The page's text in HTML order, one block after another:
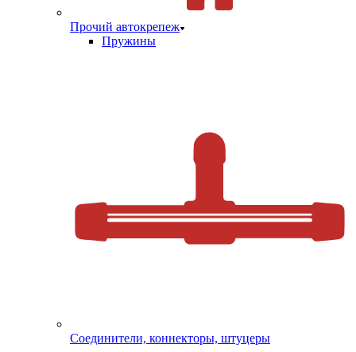
Прочий автокрепеж
Пружины
Соединители, коннекторы, штуцеры